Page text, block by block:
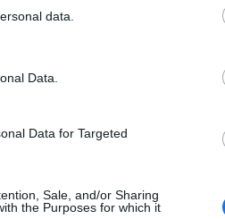
data.
Data.
Data for Targeted
Sale, and/or Sharing
the Purposes for which it
ΕΙΔΗΣΕΙΣ
έπεσε
της ράπερ
εδώ.